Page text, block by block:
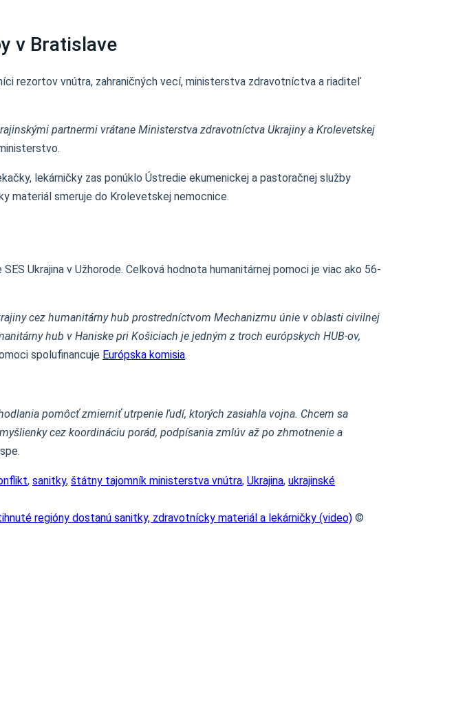
v Bratislave
rezortov vnútra, zahraničných vecí, ministerstva zdravotníctva a riaditeľ
partnermi vrátane Ministerstva zdravotníctva Ukrajiny a Krolevetskej
lekárničky zas ponúklo Ústredie ekumenickej a pastoračnej služby
materiál smeruje do Krolevetskej nemocnice.
Ukrajina v Užhorode. Celková hodnota humanitárnej pomoci je viac ako 56-
cez humanitárny hub prostredníctvom Mechanizmu únie v oblasti civilnej
hub v Haniske pri Košiciach je jedným z troch európskych HUB-ov,
spolufinancuje Európska komisia.
pomôcť zmierniť utrpenie ľudí, ktorých zasiahla vojna. Chcem sa
cez koordináciu porád, podpísania zmlúv až po zhmotnenie a
, sanitky, štátny tajomník ministerstva vnútra, Ukrajina, ukrajinské
regióny dostanú sanitky, zdravotnícky materiál a lekárničky (video) ©